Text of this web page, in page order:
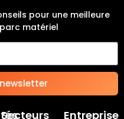
pour une meilleure
matériel
Secteurs Entreprise